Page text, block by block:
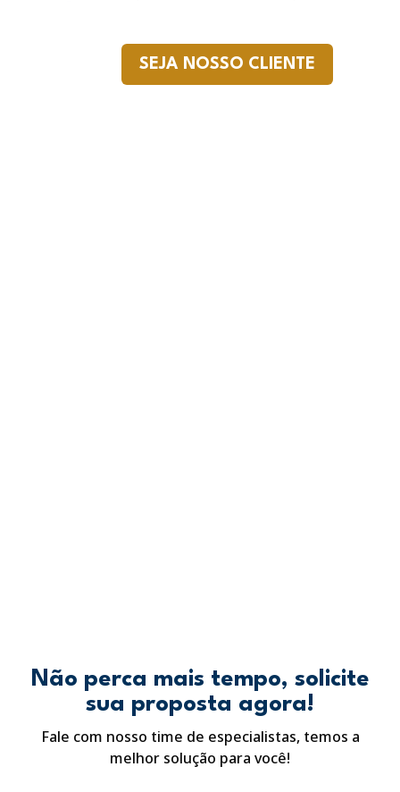
SEJA NOSSO CLIENTE
Não perca mais tempo, solicite
sua proposta agora!
Fale com nosso time de especialistas, temos a
melhor solução para você!